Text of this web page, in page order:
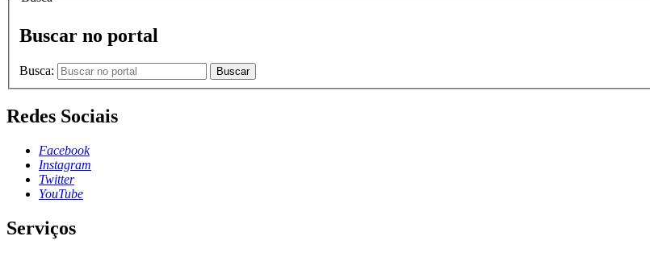
Buscar no portal
Busca: Buscar
Redes Sociais
Facebook
Instagram
Twitter
YouTube
Serviços